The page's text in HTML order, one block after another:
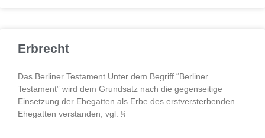
Erbrecht
Das Berliner Testament Unter dem Begriff “Berliner
Testament” wird dem Grundsatz nach die gegenseitige
Einsetzung der Ehegatten als Erbe des erstversterbenden
Ehegatten verstanden, vgl. §